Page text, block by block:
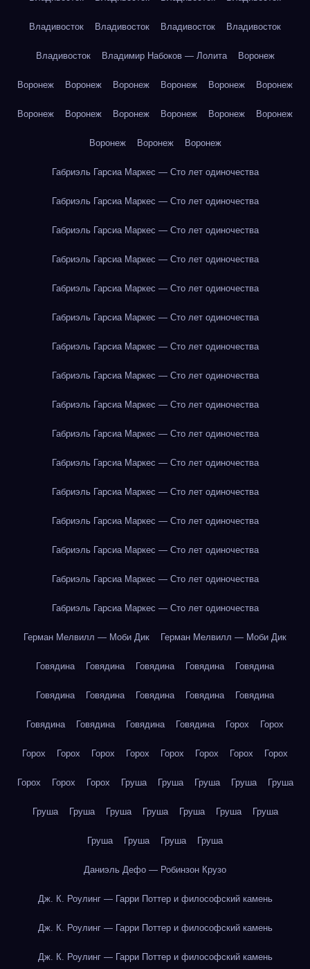
Владивосток Владивосток Владивосток Владивосток
Владивосток Владимир Набоков — Лолита Воронеж
Воронеж Воронеж Воронеж Воронеж Воронеж Воронеж
Воронеж Воронеж Воронеж Воронеж Воронеж Воронеж
Воронеж Воронеж Воронеж
Габриэль Гарсиа Маркес — Сто лет одиночества
Габриэль Гарсиа Маркес — Сто лет одиночества
Габриэль Гарсиа Маркес — Сто лет одиночества
Габриэль Гарсиа Маркес — Сто лет одиночества
Габриэль Гарсиа Маркес — Сто лет одиночества
Габриэль Гарсиа Маркес — Сто лет одиночества
Габриэль Гарсиа Маркес — Сто лет одиночества
Габриэль Гарсиа Маркес — Сто лет одиночества
Габриэль Гарсиа Маркес — Сто лет одиночества
Габриэль Гарсиа Маркес — Сто лет одиночества
Габриэль Гарсиа Маркес — Сто лет одиночества
Габриэль Гарсиа Маркес — Сто лет одиночества
Габриэль Гарсиа Маркес — Сто лет одиночества
Габриэль Гарсиа Маркес — Сто лет одиночества
Габриэль Гарсиа Маркес — Сто лет одиночества
Габриэль Гарсиа Маркес — Сто лет одиночества
Герман Мелвилл — Моби Дик Герман Мелвилл — Моби Дик
Говядина Говядина Говядина Говядина Говядина
Говядина Говядина Говядина Говядина Говядина
Говядина Говядина Говядина Говядина Горох Горох
Горох Горох Горох Горох Горох Горох Горох Горох
Горох Горох Горох Груша Груша Груша Груша Груша
Груша Груша Груша Груша Груша Груша Груша
Груша Груша Груша Груша
Даниэль Дефо — Робинзон Крузо
Дж. К. Роулинг — Гарри Поттер и философский камень
Дж. К. Роулинг — Гарри Поттер и философский камень
Дж. К. Роулинг — Гарри Поттер и философский камень